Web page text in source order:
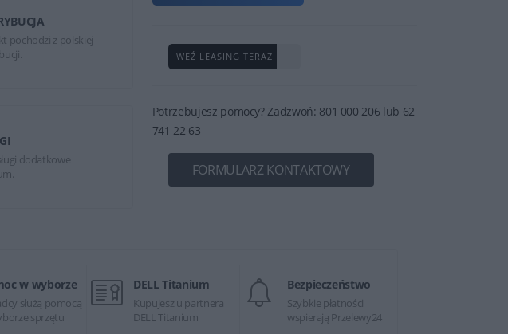
pochodzi z polskiej
dodatkowe
WEŹ LEASING TERAZ
Potrzebujesz pomocy? Zadzwoń: 801 000 206 lub 62
741 22 63
FORMULARZ KONTAKTOWY
w wyborze
służą pomocą
sprzętu
DELL Titanium
Kupujesz u partnera
DELL Titanium
Bezpieczeństwo
Szybkie płatności
wspierają Przelewy24